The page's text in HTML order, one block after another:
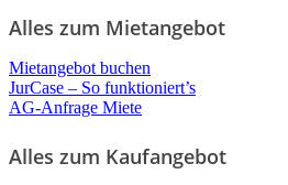
Alles zum Mietangebot
Mietangebot buchen
JurCase – So funktioniert’s
AG-Anfrage Miete
Alles zum Kaufangebot